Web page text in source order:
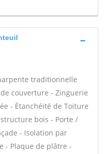
traditionnelle
couverture - Zinguerie
- Étanchéité de Toiture
bois - Porte /
- Isolation par
- Plaque de plâtre -